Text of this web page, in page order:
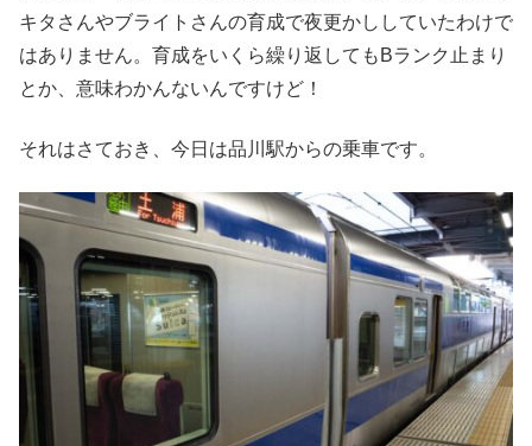
キタさんやブライトさんの育成で夜更かししていたわけで
はありません。育成をいくら繰り返してもBランク止まり
とか、意味わかんないんですけど！
それはさておき、今日は品川駅からの乗車です。